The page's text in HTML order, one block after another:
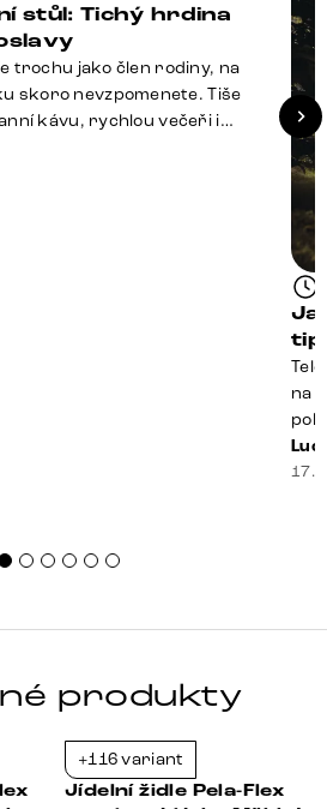
stůl: Tichý hrdina
trochu jako člen rodiny, na
skoro nevzpomenete. Tiše
kávu, rychlou večeři i
potřeba „někdy vyřídit“. Pak
nebo zpráva: „Stavíme
na
17.
produkty
+116 variant
Jídelní židle Pela-Flex